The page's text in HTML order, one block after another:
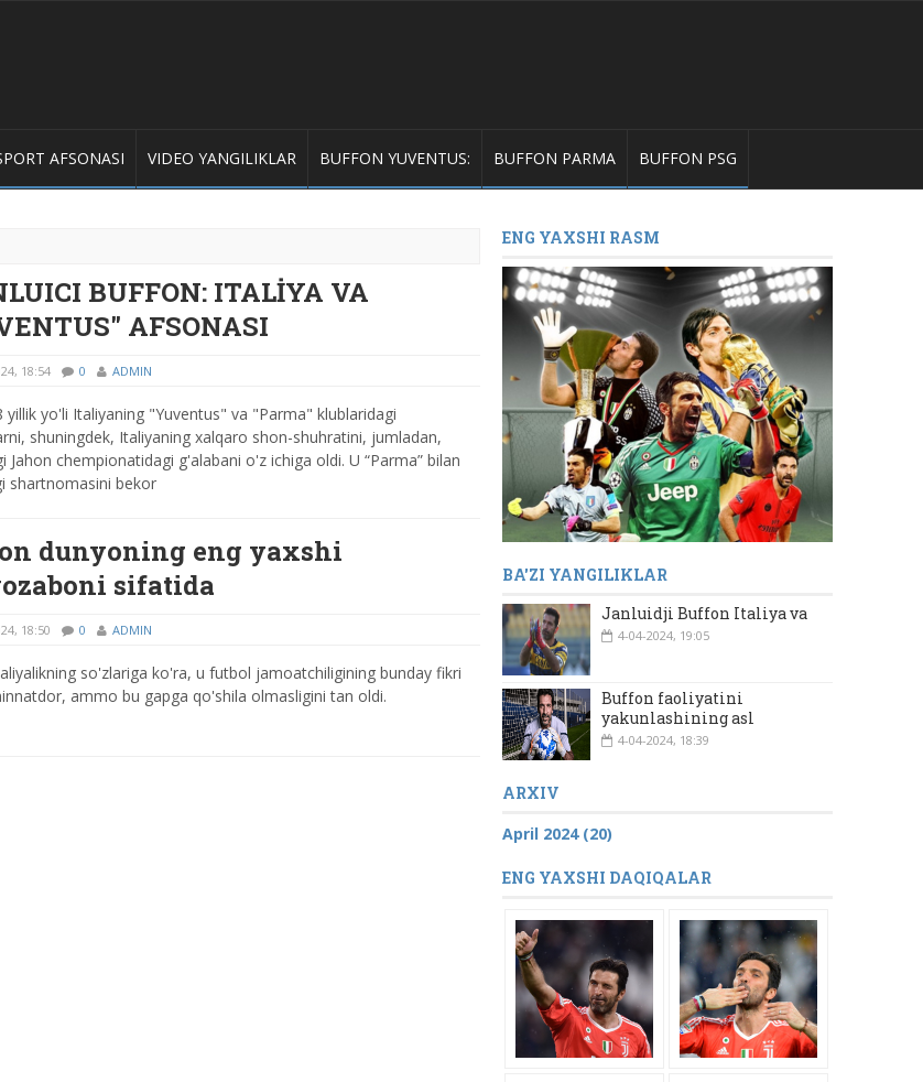
AFSONASI VIDEO YANGILIKLAR BUFFON YUVENTUS: BUFFON PARMA BUFFON PSG
BUFFON: ITALİYA VA
AFSONASI
18:54 0 ADMIN
yillik yo'li Italiyaning "Yuventus" va "Parma" klublaridagi
shuningdek, Italiyaning xalqaro shon-shuhratini, jumladan,
Jahon chempionatidagi g'alabani o'z ichiga oldi. U “Parma” bilan
shartnomasini bekor
dunyoning eng yaxshi
sifatida
18:50 0 ADMIN
so'zlariga ko'ra, u futbol jamoatchiligining bunday fikri
ammo bu gapga qo'shila olmasligini tan oldi.
ENG YAXSHI RASM
BA'ZI YANGILIKLAR
Janluidji Buffon Italiya va
4-04-2024, 19:05
Buffon faoliyatini
yakunlashining asl
4-04-2024, 18:39
ARXIV
April 2024 (20)
ENG YAXSHI DAQIQALAR